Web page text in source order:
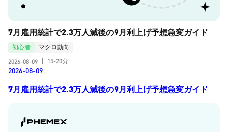
7月雇用統計で2.3万人減後の9月利上げ予想急変ガイド
初心者
マクロ動向
2026-08-09
15-20分
2026-08-09
7月雇用統計で2.3万人減後の9月利上げ予想急変ガイド